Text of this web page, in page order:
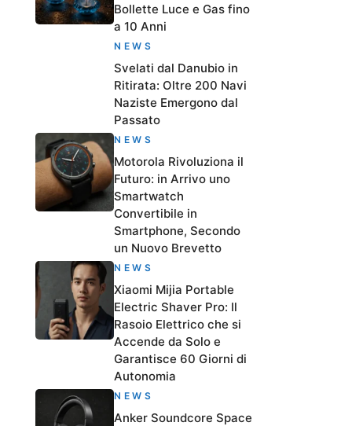
Bollette Luce e Gas fino
a 10 Anni
NEWS
Svelati dal Danubio in
Ritirata: Oltre 200 Navi
Naziste Emergono dal
Passato
NEWS
Motorola Rivoluziona il
Futuro: in Arrivo uno
Smartwatch
Convertibile in
Smartphone, Secondo
un Nuovo Brevetto
NEWS
Xiaomi Mijia Portable
Electric Shaver Pro: Il
Rasoio Elettrico che si
Accende da Solo e
Garantisce 60 Giorni di
Autonomia
NEWS
Anker Soundcore Space